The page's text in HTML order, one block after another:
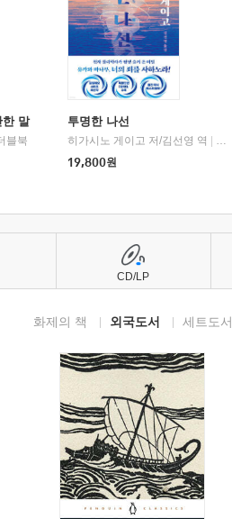
한 말
블북
투명한 나선
히가시노 게이고 저/김선영 역
북다
19,800원
화제의 책 외국도서 세트도서
CD/LP